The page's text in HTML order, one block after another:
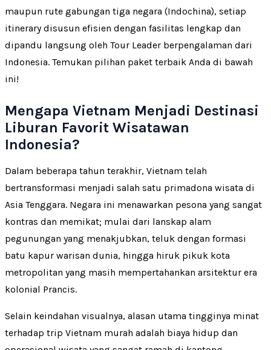
maupun rute gabungan tiga negara (Indochina), setiap
itinerary disusun efisien dengan fasilitas lengkap dan
dipandu langsung oleh Tour Leader berpengalaman dari
Indonesia. Temukan pilihan paket terbaik Anda di bawah
ini!
Mengapa Vietnam Menjadi Destinasi
Liburan Favorit Wisatawan
Indonesia?
Dalam beberapa tahun terakhir, Vietnam telah
bertransformasi menjadi salah satu primadona wisata di
Asia Tenggara. Negara ini menawarkan pesona yang sangat
kontras dan memikat; mulai dari lanskap alam
pegunungan yang menakjubkan, teluk dengan formasi
batu kapur warisan dunia, hingga hiruk pikuk kota
metropolitan yang masih mempertahankan arsitektur era
kolonial Prancis.
Selain keindahan visualnya, alasan utama tingginya minat
terhadap trip Vietnam murah adalah biaya hidup dan